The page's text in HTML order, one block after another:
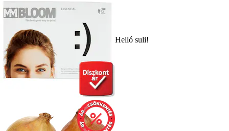
Helló suli!